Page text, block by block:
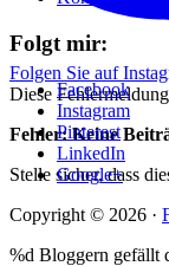
Folgen Sie auf
Diese
Fehler: Keine
Stelle sicher, dass
Folgt mir:
Facebook
Instagram
Pinterest
LinkedIn
Google+
Copyright © 2026 ·
%d Bloggern gefällt